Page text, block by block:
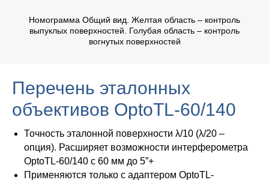
Номограмма Общий вид. Желтая область – контроль
выпуклых поверхностей. Голубая область – контроль
вогнутых поверхностей
Перечень эталонных
объективов OptoTL-60/140
Точность эталонной поверхности λ/10 (λ/20 –
опция). Расширяет возможности интерферометра
OptoTL-60/140 с 60 мм до 5”+
Применяются только с адаптером OptoTL-